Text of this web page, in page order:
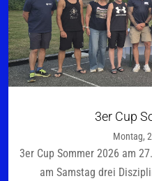
3er Cup
Montag,
3er Cup Sommer 2026 am
am Samstag drei